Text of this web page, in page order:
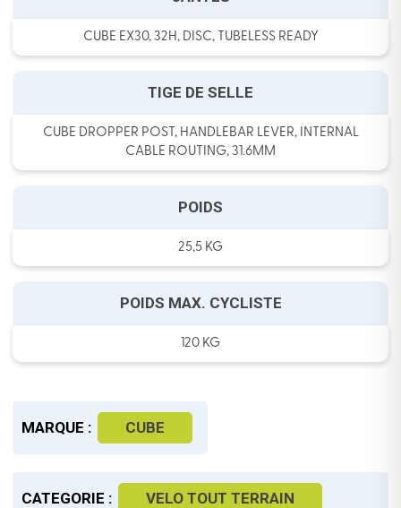
CUBE EX30, 32H, DISC, TUBELESS READY
TIGE DE SELLE
CUBE DROPPER POST, HANDLEBAR LEVER, INTERNAL
CABLE ROUTING, 31.6MM
POIDS
25,5 KG
POIDS MAX. CYCLISTE
120 KG
MARQUE : CUBE
CATEGORIE : VELO TOUT TERRAIN